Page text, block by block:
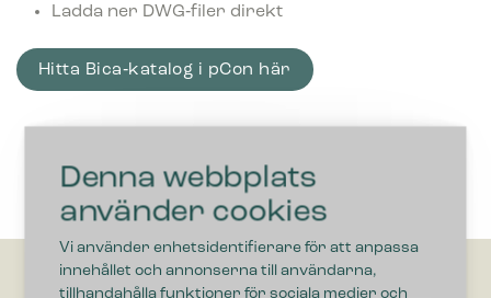
Denna webbplats
använder cookies
Vi använder enhetsidentifierare för att anpassa
innehållet och annonserna till användarna,
tillhandahålla funktioner för sociala medier och
Ladda ner DWG‑filer direkt
Hitta Bica‑katalog i pCon här